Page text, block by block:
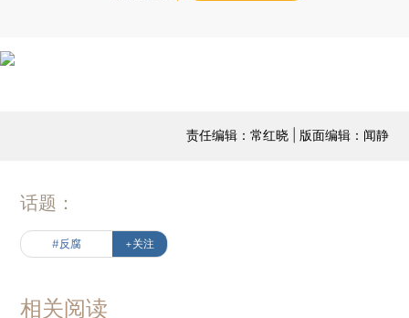
责任编辑：常红晓 | 版面编辑：闻静
话题：
#反腐 +关注
相关阅读